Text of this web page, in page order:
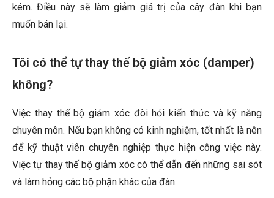
kém. Điều này sẽ làm giảm giá trị của cây đàn khi bạn
muốn bán lại.
Tôi có thể tự thay thế bộ giảm xóc (damper)
không?
Việc thay thế bộ giảm xóc đòi hỏi kiến thức và kỹ năng
chuyên môn. Nếu bạn không có kinh nghiệm, tốt nhất là nên
để kỹ thuật viên chuyên nghiệp thực hiện công việc này.
Việc tự thay thế bộ giảm xóc có thể dẫn đến những sai sót
và làm hỏng các bộ phận khác của đàn.